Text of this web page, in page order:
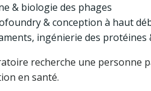
& biologie des phages
& conception à haut
ingénierie des
recherche une personne
en santé.